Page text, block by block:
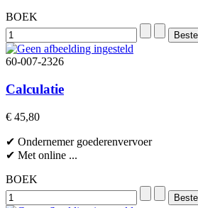
BOEK
60-007-2326
Calculatie
€ 45,80
✔ Ondernemer goederenvervoer
✔ Met online ...
BOEK